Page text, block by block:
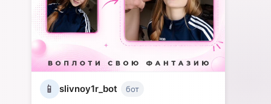
📱 slivnoy1r_bot бот